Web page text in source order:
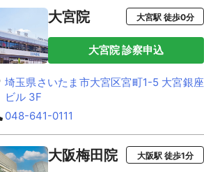
大宮院 大宮駅 徒歩0分
大宮院 診察申込
埼玉県さいたま市大宮区宮町1-5 大宮銀座
ビル 3F
048-641-0111
大阪梅田院 大阪駅 徒歩1分